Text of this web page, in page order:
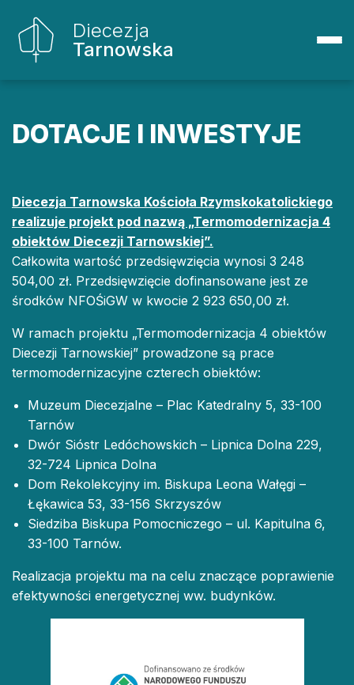
Diecezja
Tarnowska
DOTACJE I INWESTYJE
Diecezja Tarnowska Kościoła Rzymskokatolickiego
realizuje projekt pod nazwą „Termomodernizacja 4
obiektów Diecezji Tarnowskiej”.
Całkowita wartość przedsięwzięcia wynosi 3 248
504,00 zł. Przedsięwzięcie dofinansowane jest ze
środków NFOŚiGW w kwocie 2 923 650,00 zł.
W ramach projektu „Termomodernizacja 4 obiektów
Diecezji Tarnowskiej” prowadzone są prace
termomodernizacyjne czterech obiektów:
Muzeum Diecezjalne – Plac Katedralny 5, 33-100
Tarnów
Dwór Sióstr Ledóchowskich – Lipnica Dolna 229,
32-724 Lipnica Dolna
Dom Rekolekcyjny im. Biskupa Leona Wałęgi –
Łękawica 53, 33-156 Skrzyszów
Siedziba Biskupa Pomocniczego – ul. Kapitulna 6,
33-100 Tarnów.
Realizacja projektu ma na celu znaczące poprawienie
efektywności energetycznej ww. budynków.